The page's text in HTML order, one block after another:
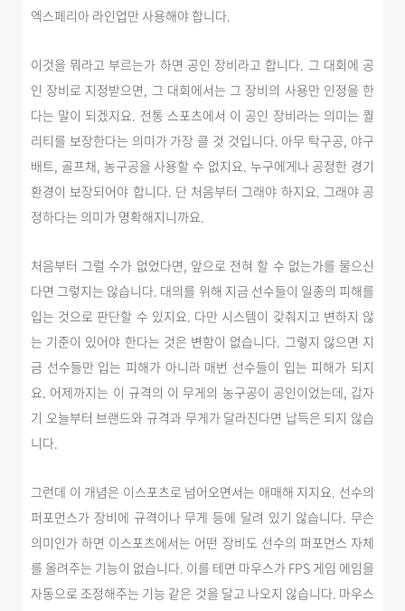
엑스페리아 라인업만 사용해야 합니다.
이것을 뭐라고 부르는가 하면 공인 장비라고 합니다. 그 대회에 공
인 장비로 지정받으면, 그 대회에서는 그 장비의 사용만 인정을 한
다는 말이 되겠지요. 전통 스포츠에서 이 공인 장비라는 의미는 퀄
리티를 보장한다는 의미가 가장 클 것 것입니다. 아무 탁구공, 야구
배트, 골프채, 농구공을 사용할 수 없지요. 누구에게나 공정한 경기
환경이 보장되어야 합니다. 단 처음부터 그래야 하지요. 그래야 공
정하다는 의미가 명확해지니까요.
처음부터 그럴 수가 없었다면, 앞으로 전혀 할 수 없는가를 물으신
다면 그렇지는 않습니다. 대의를 위해 지금 선수들이 일종의 피해를
입는 것으로 판단할 수 있지요. 다만 시스템이 갖춰지고 변하지 않
는 기준이 있어야 한다는 것은 변함이 없습니다. 그렇지 않으면 지
금 선수들만 입는 피해가 아니라 매번 선수들이 입는 피해가 되지
요. 어제까지는 이 규격의 이 무게의 농구공이 공인이었는데, 갑자
기 오늘부터 브랜드와 규격과 무게가 달라진다면 납득은 되지 않습
니다.
그런데 이 개념은 이스포츠로 넘어오면서는 애매해 지지요. 선수의
퍼포먼스가 장비에 규격이나 무게 등에 달려 있기 않습니다. 무슨
의미인가 하면 이스포츠에서는 어떤 장비도 선수의 퍼포먼스 자체
를 올려주는 기능이 없습니다. 이를 테면 마우스가 FPS 게임 에임을
자동으로 조정해주는 기능 같은 것을 달고 나오지 않습니다. 마우스